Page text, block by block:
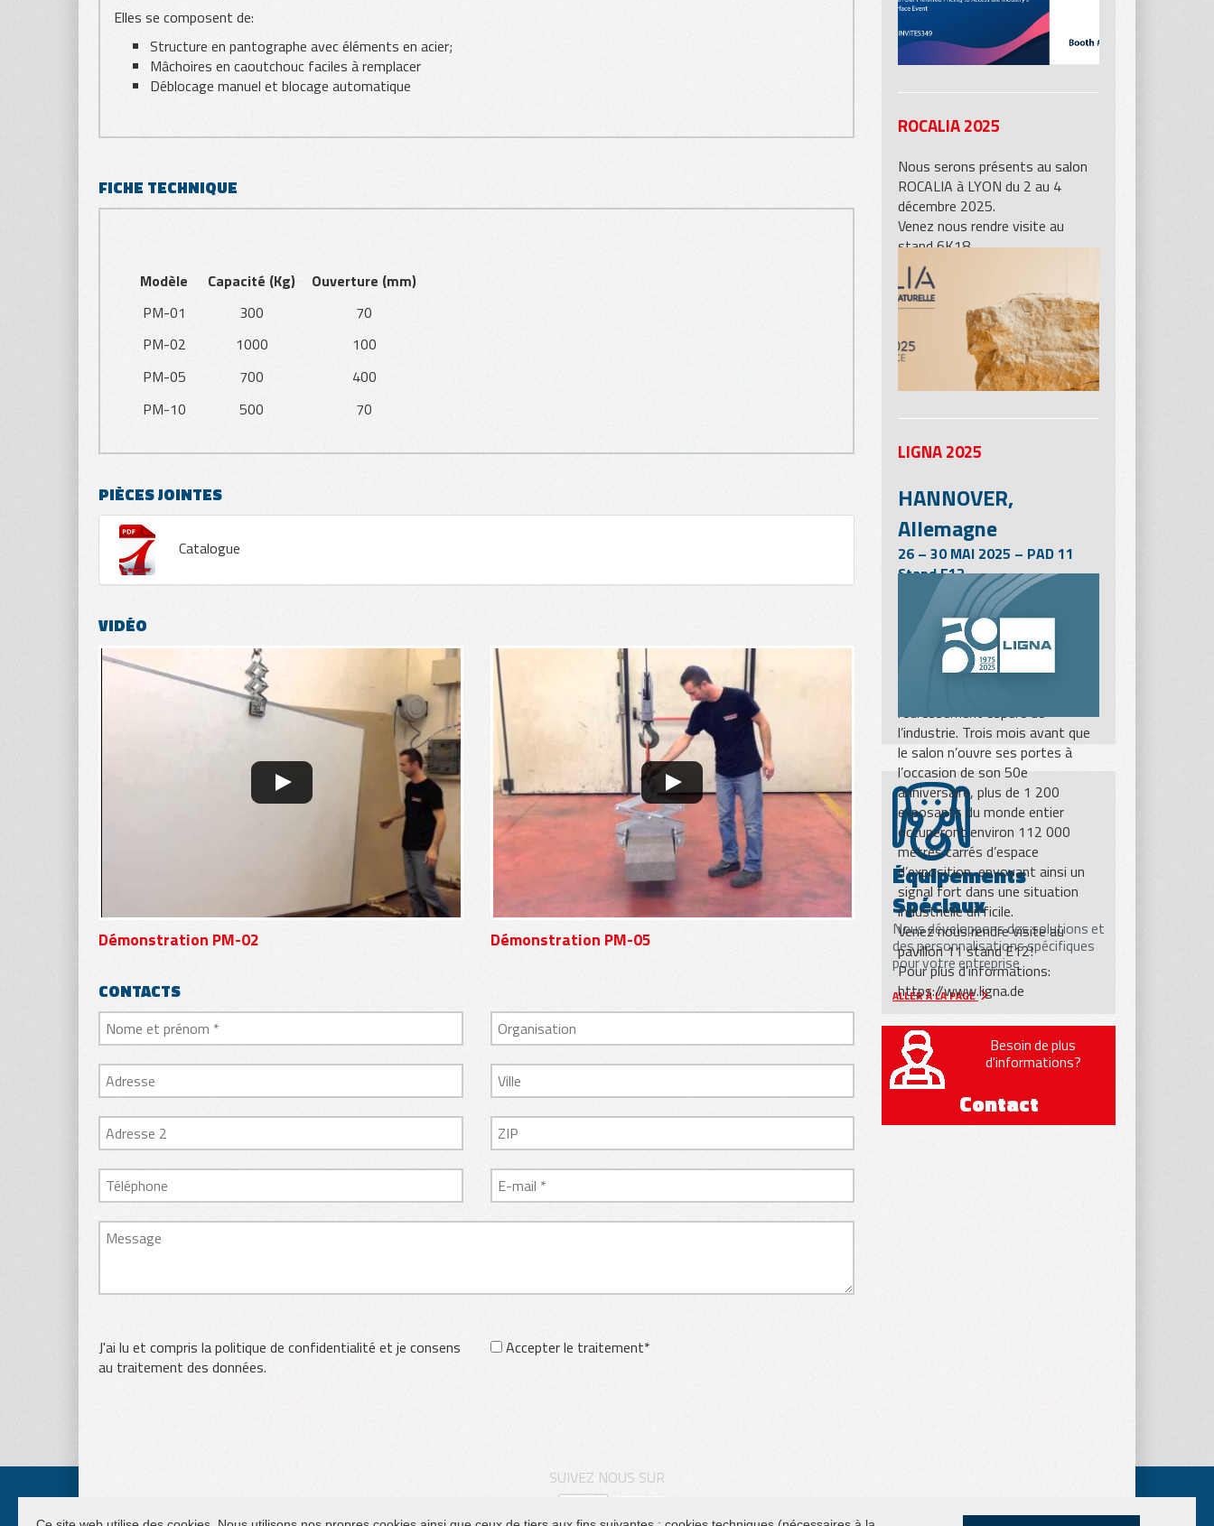
Elles se composent de:
Structure en pantographe avec éléments en acier;
Mâchoires en caoutchouc faciles à remplacer
Déblocage manuel et blocage automatique
FICHE TECHNIQUE
Modèle Capacité (Kg)
Ouverture (mm)
PM-01
300
70
PM-02
1000
100
PM-05
700
400
PM-10
500 70
PIÈCES JOINTES
Catalogue
VIDÉO
Démonstration PM-02 Démonstration PM-05
CONTACTS
J'ai lu et compris la politique de confidentialité et je consens
au traitement des données.
Accepter le traitement*
ROCALIA 2025
Nous serons présents au salon
ROCALIA à LYON du 2 au 4
décembre 2025.
Venez nous rendre visite au
stand 6K18.
LIGNA 2025
HANNOVER,
Allemagne
26 – 30 MAI 2025 – PAD 11
Stand E12
Le salon LIGNA, qui se tiendra à
Hanovre du 26 au 30 mai 2025,
sera l’une des étapes les plus
importantes pour l’industrie du
travail et de la transformation
redressement espéré de
l’industrie. Trois mois avant que
le salon n’ouvre ses portes à
l’occasion de son 50e
anniversaire, plus de 1 200
exposants du monde entier
occuperont environ 112 000
mètres carrés d’espace
d’exposition, envoyant ainsi un
signal fort dans une situation
industrielle difficile.
Venez nous rendre visite au
pavillon 11 stand E12!
Pour plus d’informations:
https://www.ligna.de
Équipements
Spéciaux
Nous développons des solutions et
des personnalisations spécifiques
pour votre entreprise
ALLER À LA PAGE
Besoin de plus
d'informations?
Contact
SUIVEZ NOUS SUR